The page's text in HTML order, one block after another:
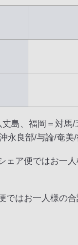
島、福岡＝対
永良部/与論/奄
ェア便ではお一
はお一人様の